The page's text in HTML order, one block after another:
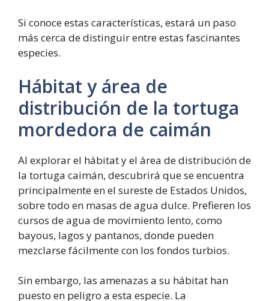
Si conoce estas características, estará un paso
más cerca de distinguir entre estas fascinantes
especies.
Hábitat y área de
distribución de la tortuga
mordedora de caimán
Al explorar el hábitat y el área de distribución de
la tortuga caimán, descubrirá que se encuentra
principalmente en el sureste de Estados Unidos,
sobre todo en masas de agua dulce. Prefieren los
cursos de agua de movimiento lento, como
bayous, lagos y pantanos, donde pueden
mezclarse fácilmente con los fondos turbios.
Sin embargo, las amenazas a su hábitat han
puesto en peligro a esta especie. La